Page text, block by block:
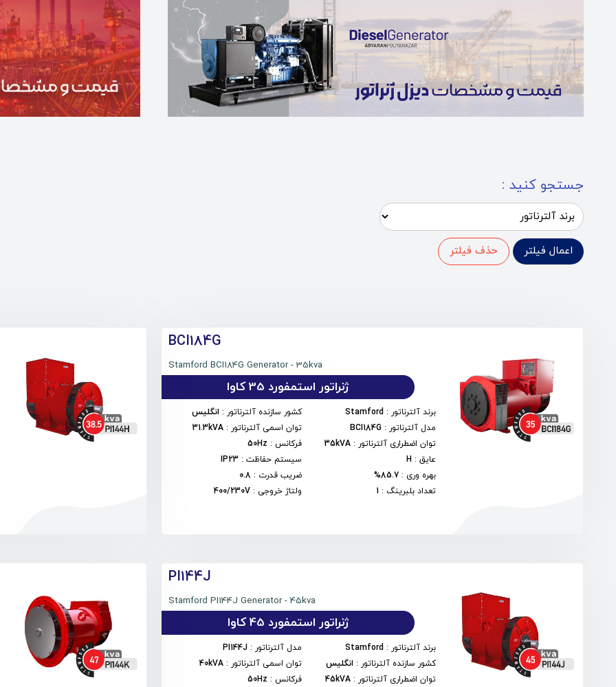
جستجو کنید :
اعمال فیلتر حذف فیلتر
BCI184G
Stamford BCI184G Generator - 35kva
ژنراتور استمفورد 35 کاوا
برند آلترناتور :
Stamford کشور سازنده آلترناتور : انگلیس
مدل آلترناتور :
BCI184G توان اسمی آلترناتور :
31.3kVA
توان اضطراری آلترناتور :
35kVA فرکانس :
50Hz
عایق :
H سیستم حفاظت:
IP23
بهره وری :
85.7% ضریب قدرت :
0.8
تعداد بلبرینگ :
1 ولتاژ خروجی :
400/230V
PI144J
Stamford PI144J Generator - 45kva
ژنراتور استمفورد 45 کاوا
برند آلترناتور :
Stamford مدل آلترناتور :
PI144J
کشور سازنده آلترناتور : انگلیس توان اسمی آلترناتور :
40kVA
توان اضطراری آلترناتور :
45kVA فرکانس :
50Hz